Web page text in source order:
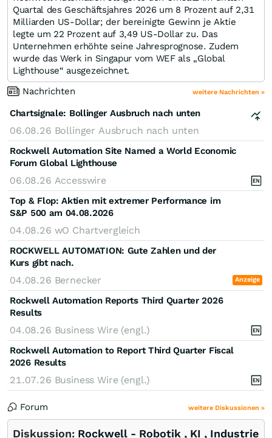
Quartal des Geschäftsjahres 2026 um 8 Prozent auf 2,31
Milliarden US-Dollar; der bereinigte Gewinn je Aktie
legte um 22 Prozent auf 3,49 US-Dollar zu. Das
Unternehmen erhöhte seine Jahresprognose. Zudem
wurde das Werk in Singapur vom WEF als „Global
Lighthouse“ ausgezeichnet.
Nachrichten
weitere Nachrichten »
Chartsignale: Bollinger Ausbruch nach unten
06.08.26 Bollinger Ausbruch nach unten
Rockwell Automation Site Named a World Economic
Forum Global Lighthouse
06.08.26 Accesswire
Top & Flop: Aktien mit extremer Performance im
S&P 500 am 04.08.2026
04.08.26 wO Chartvergleich
ROCKWELL AUTOMATION: Gute Zahlen und der
Kurs gibt nach.
04.08.26 Bernecker Anzeige
Rockwell Automation Reports Third Quarter 2026
Results
04.08.26 Business Wire (engl.)
Rockwell Automation to Report Third Quarter Fiscal
2026 Results
21.07.26 Business Wire (engl.)
Forum weitere Diskussionen »
Diskussion: Rockwell - Robotik , KI , Industrie